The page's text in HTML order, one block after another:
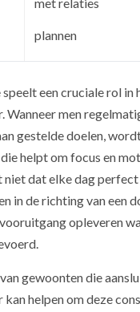
plannen
een cruciale rol in
Wanneer men
gestelde doelen,
helpt om focus en
dat elke dag
in de richting van een
opleveren
gewoonten die
helpen om deze